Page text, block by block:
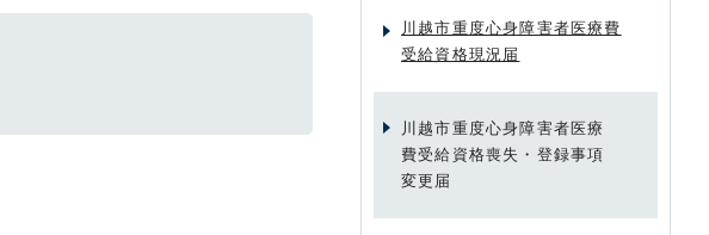
川越市重度心身障害者医療費
受給資格現況届
川越市重度心身障害者医療
費受給資格喪失・登録事項
変更届